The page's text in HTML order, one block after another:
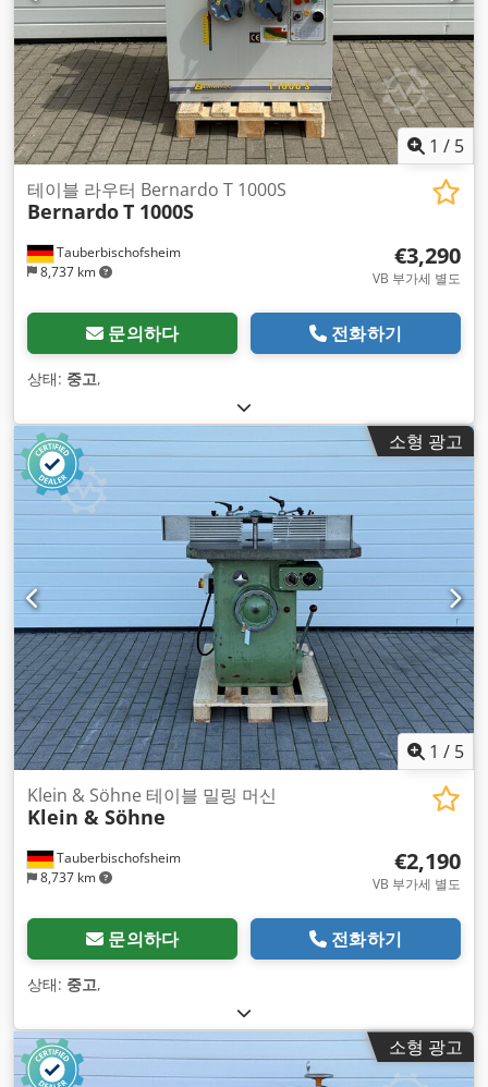
1 / 5
Tauberbischofsheim
8,737 km
테이블 라우터 Bernardo T 1000S
BernardoT 1000S
€3,290
VB 부가세 별도
문의하다 전화하기
상태: 중고,
소형 광고
1 / 5
Tauberbischofsheim
8,737 km
Klein & Söhne 테이블 밀링 머신
Klein & Söhne
€2,190
VB 부가세 별도
문의하다 전화하기
상태: 중고,
소형 광고